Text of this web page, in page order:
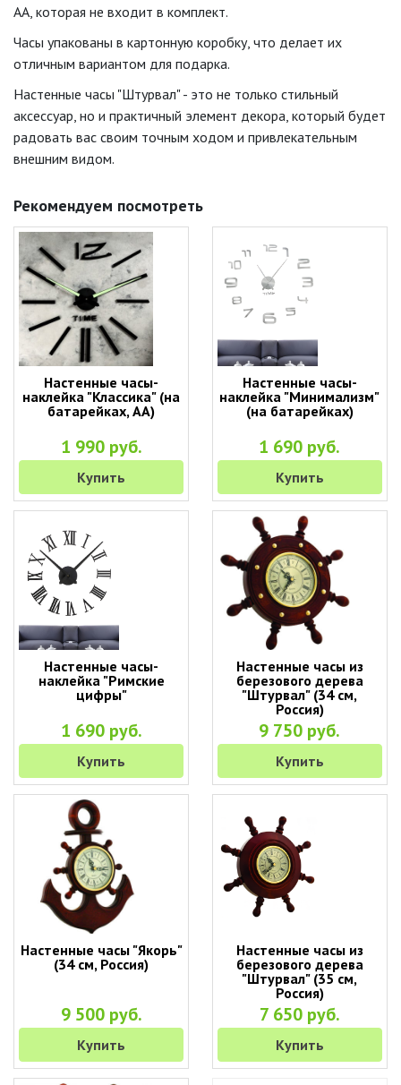
АА, которая не входит в комплект.
Часы упакованы в картонную коробку, что делает их
отличным вариантом для подарка.
Настенные часы "Штурвал" - это не только стильный
аксессуар, но и практичный элемент декора, который будет
радовать вас своим точным ходом и привлекательным
внешним видом.
Рекомендуем посмотреть
Настенные часы-
наклейка "Классика" (на
батарейках, АА)
1 990 руб.
Купить
Настенные часы-
наклейка "Минимализм"
(на батарейках)
1 690 руб.
Купить
Настенные часы-
наклейка "Римские
цифры"
1 690 руб.
Купить
Настенные часы из
березового дерева
"Штурвал" (34 см,
Россия)
9 750 руб.
Купить
Настенные часы "Якорь"
(34 см, Россия)
9 500 руб.
Купить
Настенные часы из
березового дерева
"Штурвал" (35 см,
Россия)
7 650 руб.
Купить